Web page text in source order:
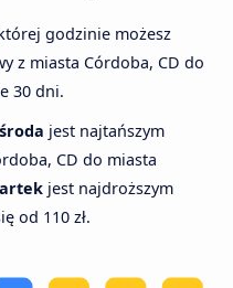
godzinie możesz
z miasta Córdoba, CD do
30 dni.
środa jest najtańszym
CD do miasta
jest najdroższym
od 110 zł.